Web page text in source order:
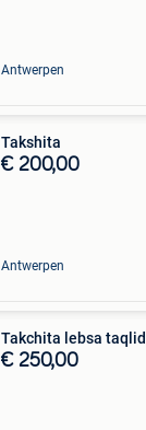
Antwerpen
Takshita
€ 200,00
Antwerpen
Takchita lebsa
€ 250,00